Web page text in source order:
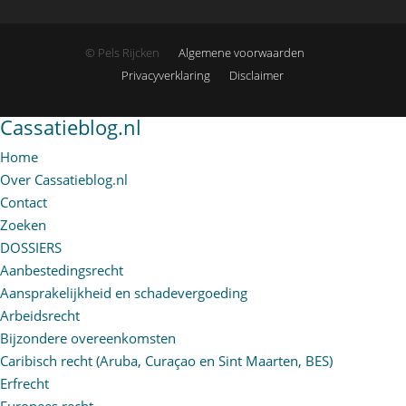
© Pels Rijcken
Algemene voorwaarden
Privacyverklaring
Disclaimer
Cassatieblog.nl
Home
Over Cassatieblog.nl
Contact
Zoeken
DOSSIERS
Aanbestedingsrecht
Aansprakelijkheid en schadevergoeding
Arbeidsrecht
Bijzondere overeenkomsten
Caribisch recht (Aruba, Curaçao en Sint Maarten, BES)
Erfrecht